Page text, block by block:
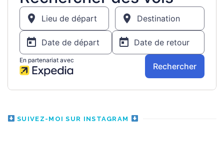
SUIVEZ-MOI SUR INSTAGRAM